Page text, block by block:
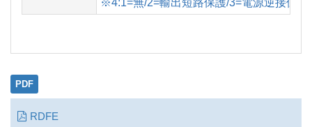
※4:1=無/2=輸出短路保護/3=電源逆接保護
PDF
RDFE